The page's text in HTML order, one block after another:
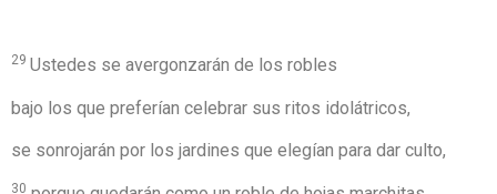
29 Ustedes se avergonzarán de los robles
bajo los que preferían celebrar sus ritos idolátricos,
se sonrojarán por los jardines que elegían para dar culto,
30